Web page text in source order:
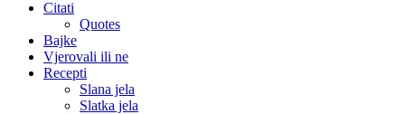
Citati
Quotes
Bajke
Vjerovali ili ne
Recepti
Slana jela
Slatka jela